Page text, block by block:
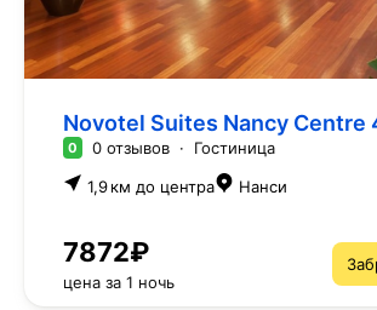
Novotel Suites Nancy Centre
0 0 отзывов · Гостиница
1,9 км до центра
Нанси
7872₽
цена за 1 ночь